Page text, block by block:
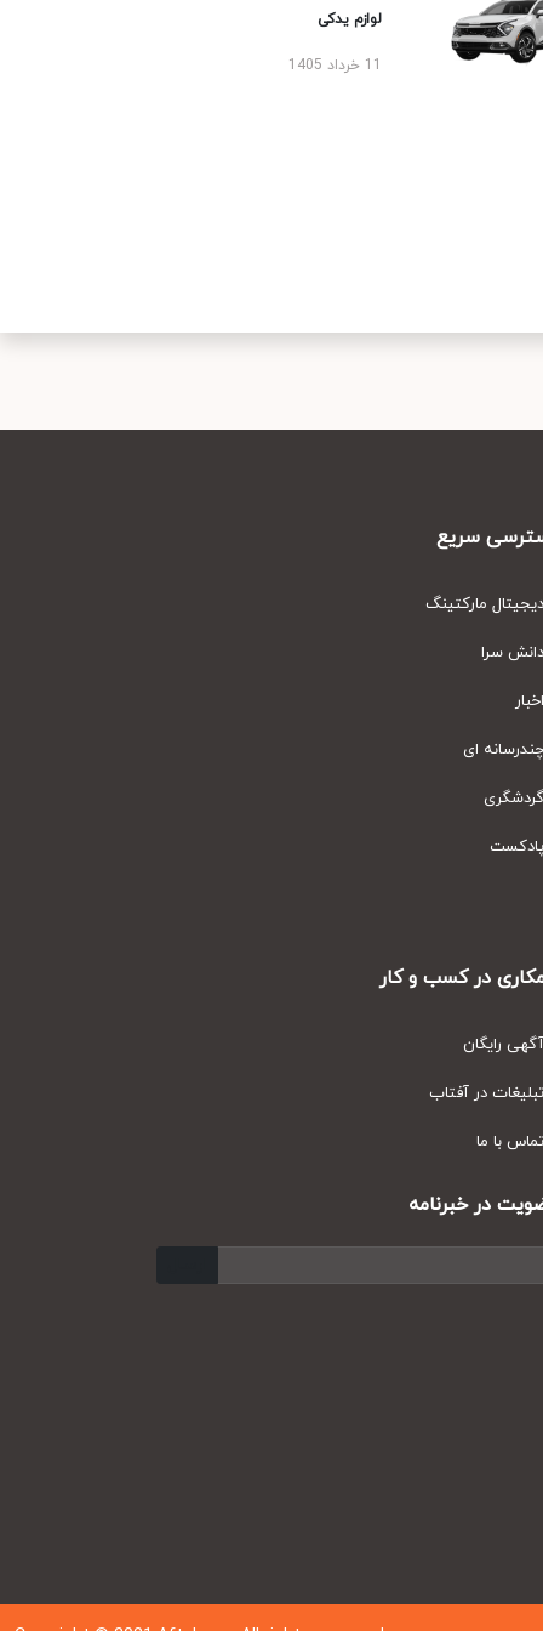
لوازم یدکی
سریع
مارکتینگ
سرا
ای
در کسب و کار
رایگان
در آفتاب
با ما
در خبرنامه